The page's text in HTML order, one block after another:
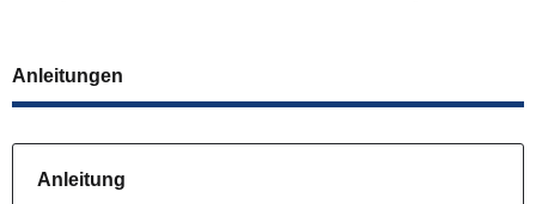
Anleitungen
Anleitung